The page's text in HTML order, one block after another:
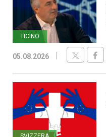
TICINO
05.08.2026